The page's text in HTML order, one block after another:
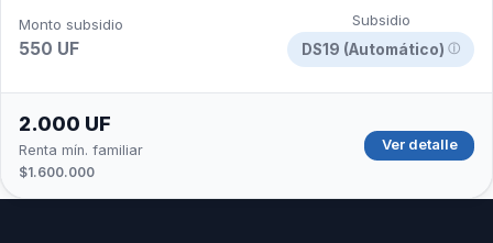
Monto subsidio
550 UF
Subsidio
DS19 (Automático) ⓘ
2.000 UF
Renta mín. familiar
$1.600.000
Ver detalle